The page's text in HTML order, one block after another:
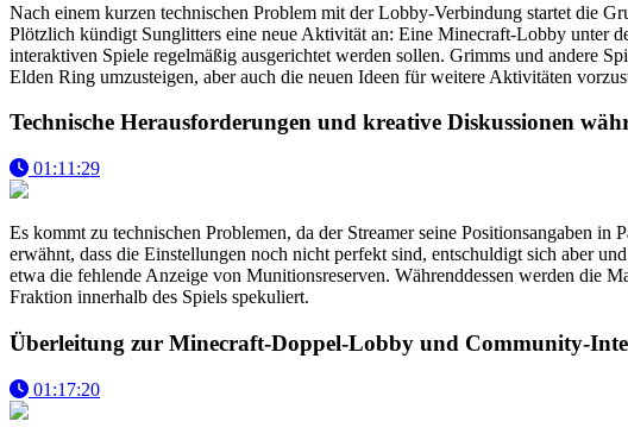
Nach einem kurzen technischen Problem mit der Lobby-Verbindung startet die
Plötzlich kündigt Sunglitters eine neue Aktivität an: Eine Minecraft-Lobby unter
interaktiven Spiele regelmäßig ausgerichtet werden sollen. Grimms und andere
Elden Ring umzusteigen, aber auch die neuen Ideen für weitere Aktivitäten
Technische Herausforderungen und kreative Diskussionen
01:11:29
Es kommt zu technischen Problemen, da der Streamer seine Positionsangaben
erwähnt, dass die Einstellungen noch nicht perfekt sind, entschuldigt sich aber
etwa die fehlende Anzeige von Munitionsreserven. Währenddessen werden die
Fraktion innerhalb des Spiels spekuliert.
Überleitung zur Minecraft-Doppel-Lobby und Community-
01:17:20